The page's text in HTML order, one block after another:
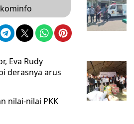
Eva Rudy
derasnya arus
nilai-nilai PKK